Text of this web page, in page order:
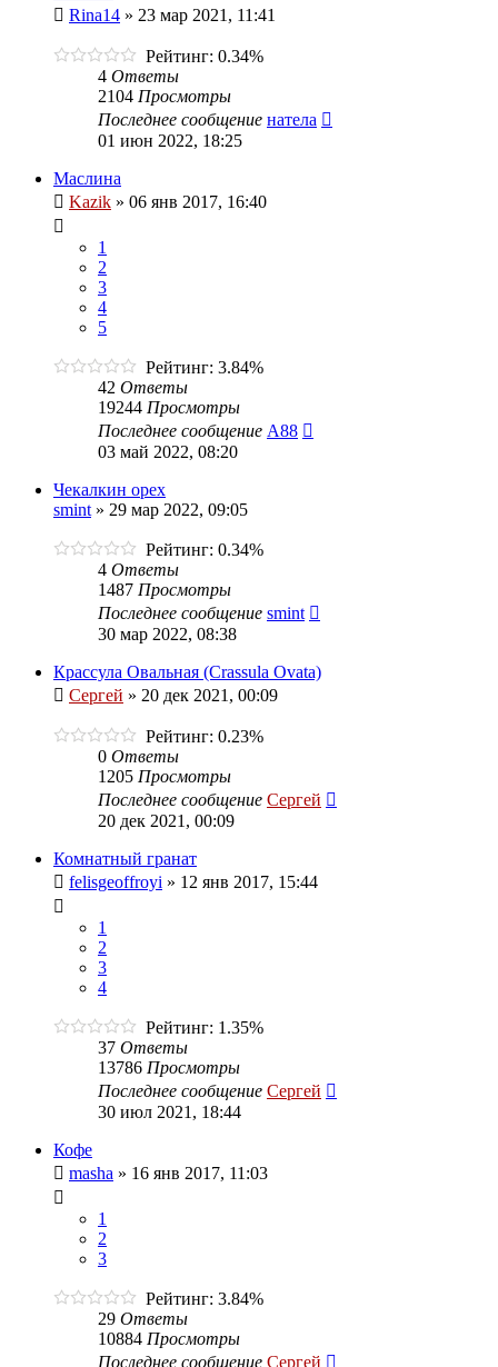
Rina14 » 23 мар 2021, 11:41
Рейтинг: 0.34%
4 Ответы
2104 Просмотры
Последнее сообщение натела
01 июн 2022, 18:25
Маслина
Kazik » 06 янв 2017, 16:40
1
2
3
4
5
Рейтинг: 3.84%
42 Ответы
19244 Просмотры
Последнее сообщение A88
03 май 2022, 08:20
Чекалкин орех
smint » 29 мар 2022, 09:05
Рейтинг: 0.34%
4 Ответы
1487 Просмотры
Последнее сообщение smint
30 мар 2022, 08:38
Крассула Овальная (Crassula Ovata)
Сергей » 20 дек 2021, 00:09
Рейтинг: 0.23%
0 Ответы
1205 Просмотры
Последнее сообщение Сергей
20 дек 2021, 00:09
Комнатный гранат
felisgeoffroyi » 12 янв 2017, 15:44
1
2
3
4
Рейтинг: 1.35%
37 Ответы
13786 Просмотры
Последнее сообщение Сергей
30 июл 2021, 18:44
Кофе
masha » 16 янв 2017, 11:03
1
2
3
Рейтинг: 3.84%
29 Ответы
10884 Просмотры
Последнее сообщение Сергей